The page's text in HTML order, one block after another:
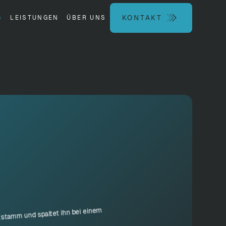
LEISTUNGEN ÜBER UNS KONTAKT
Kontakt